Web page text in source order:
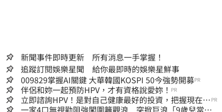
新聞事件即時更新 所有消息一手掌握！
追蹤訂閱娛樂星聞 給你最即時的娛樂星鮮事
009829掌握AI關鍵 大華韓國KOSPI 50今強勢開募PR
伴侶和妳一起預防HPV，才有資格說愛妳！ PR
立即諮詢HPV！是對自己健康最好的投資，把握現在不
嫌晚！
PR
一家4口無視勸阻強闖圍籬觀浪 突掀巨浪「9歲兒當場